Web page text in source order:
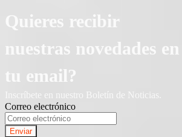
Quieres recibir
nuestras novedades en
tu email?
Inscríbete en nuestro Boletín de Noticias.
Correo electrónico